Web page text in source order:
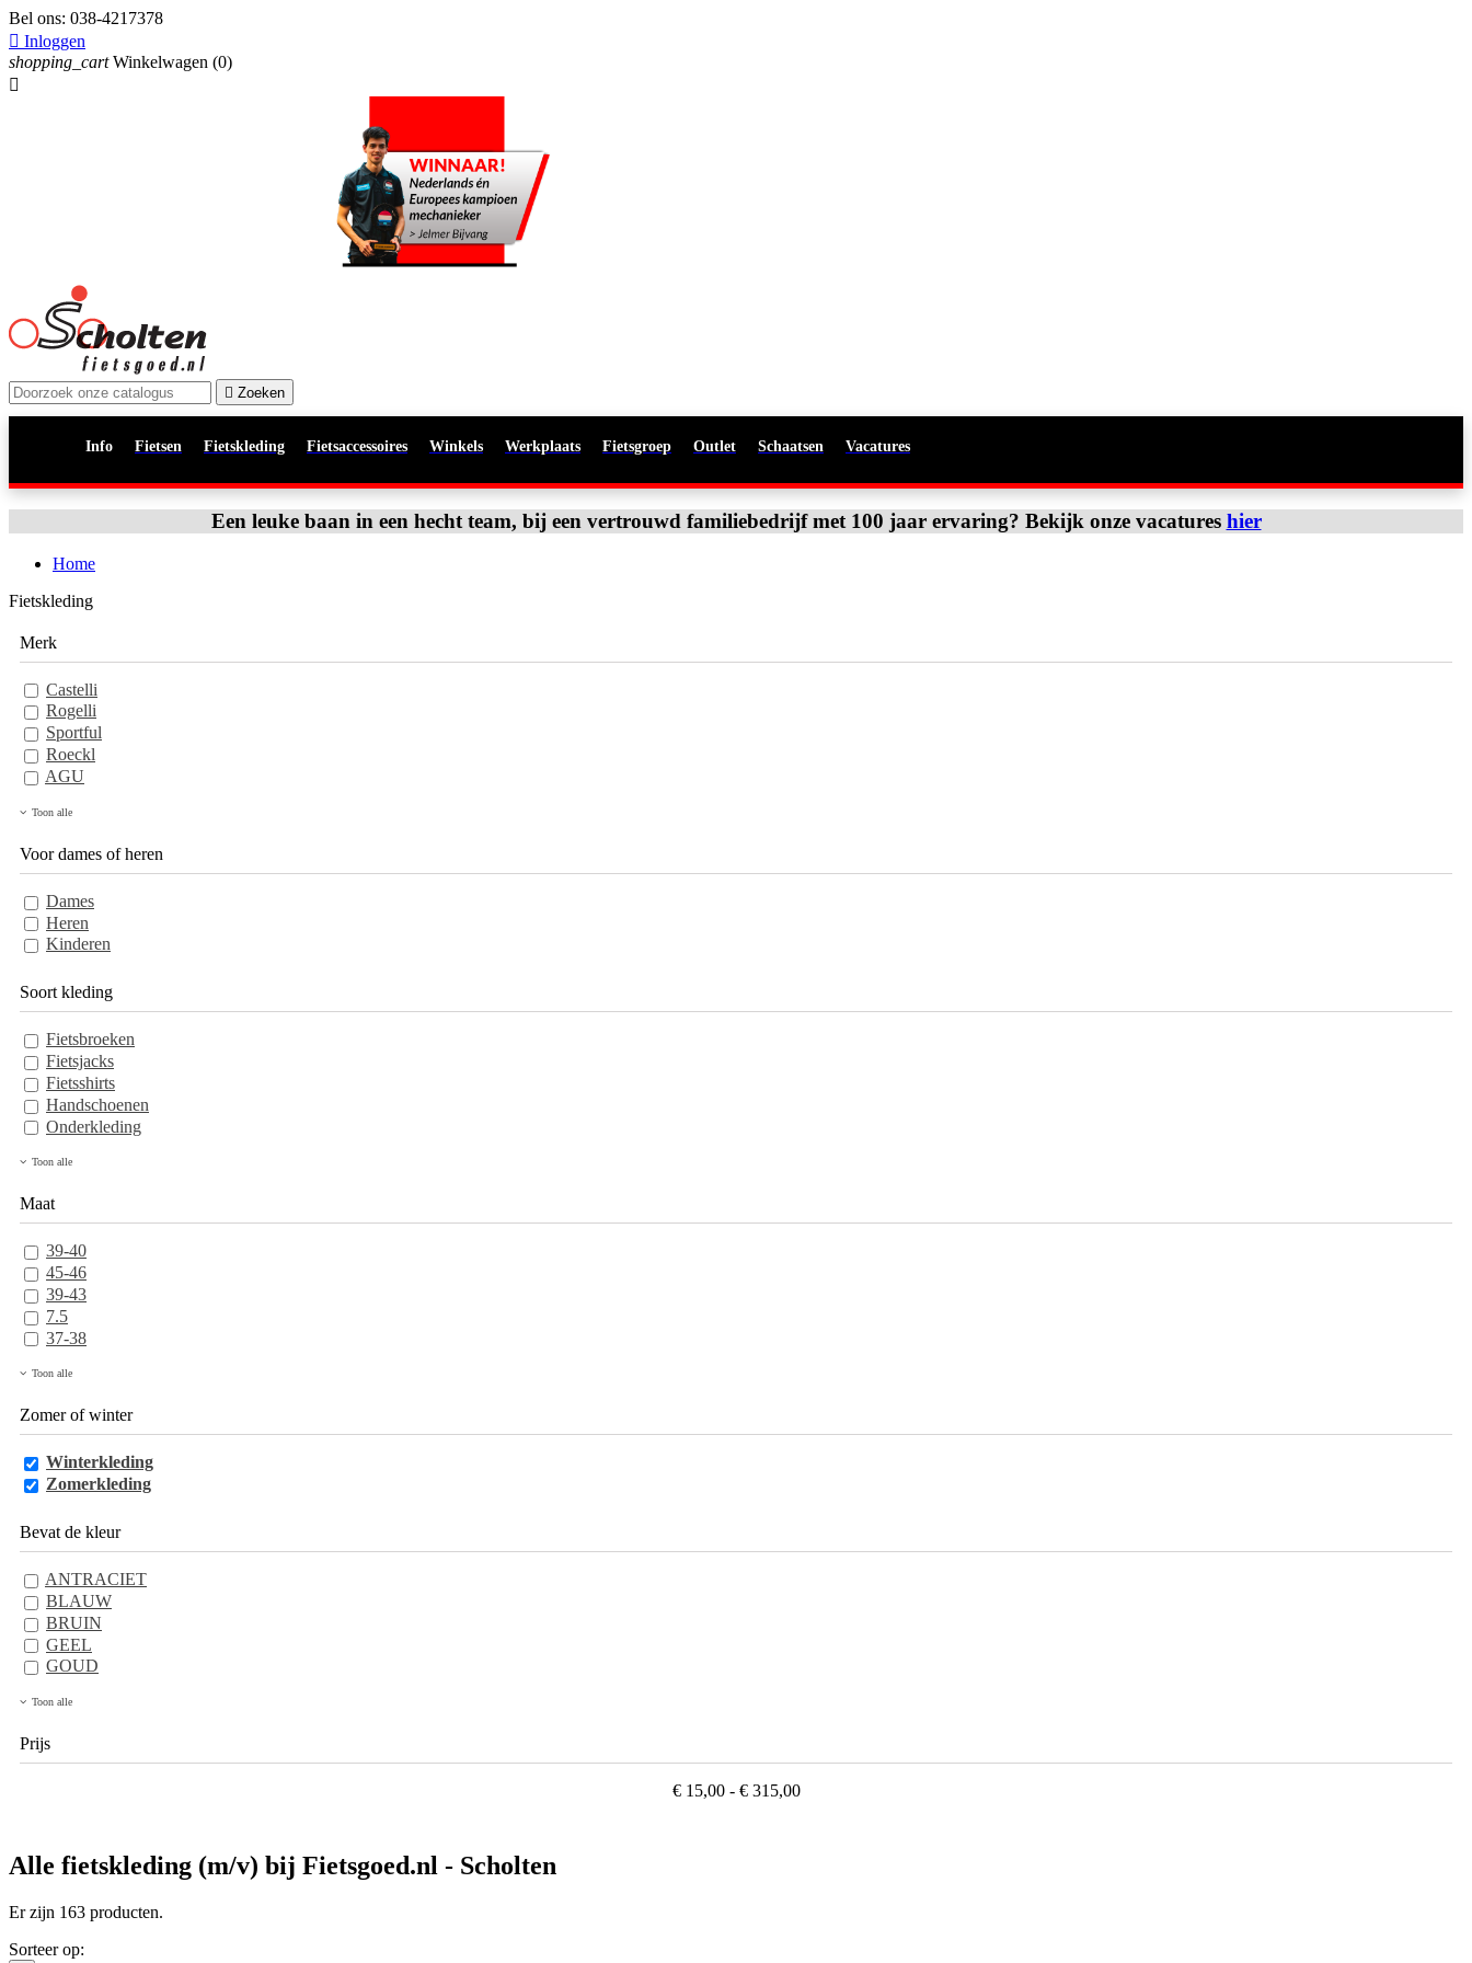
Bel ons: 038-4217378
 Inloggen
shopping_cart Winkelwagen (0)

 Zoeken
Info Fietsen Fietskleding Fietsaccessoires Winkels Werkplaats Fietsgroep Outlet Schaatsen Vacatures
Een leuke baan in een hecht team, bij een vertrouwd familiebedrijf met 100 jaar ervaring? Bekijk onze vacatures hier
Home
Fietskleding
Merk
Castelli
Rogelli
Sportful
Roeckl
AGU
Toon alle
Voor dames of heren
Dames
Heren
Kinderen
Soort kleding
Fietsbroeken
Fietsjacks
Fietsshirts
Handschoenen
Onderkleding
Toon alle
Maat
39-40
45-46
39-43
7.5
37-38
Toon alle
Zomer of winter
Winterkleding
Zomerkleding
Bevat de kleur
ANTRACIET
BLAUW
BRUIN
GEEL
GOUD
Toon alle
Prijs
€ 15,00 - € 315,00
Alle fietskleding (m/v) bij Fietsgoed.nl - Scholten
Er zijn 163 producten.
Sorteer op: